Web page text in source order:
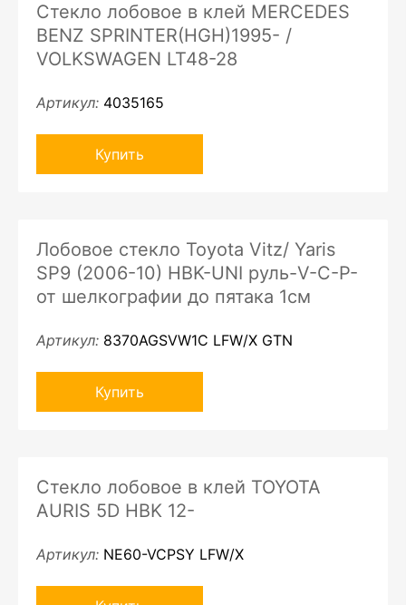
Стекло лобовое в клей MERCEDES
BENZ SPRINTER(HGH)1995- /
VOLKSWAGEN LT48-28
Артикул: 4035165
Купить
Лобовое стекло Toyota Vitz/ Yaris
SP9 (2006-10) HBK-UNI руль-V-C-P-
от шелкографии до пятака 1см
Артикул: 8370AGSVW1C LFW/X GTN
Купить
Стекло лобовое в клей TOYOTA
AURIS 5D HBK 12-
Артикул: NE60-VCPSY LFW/X